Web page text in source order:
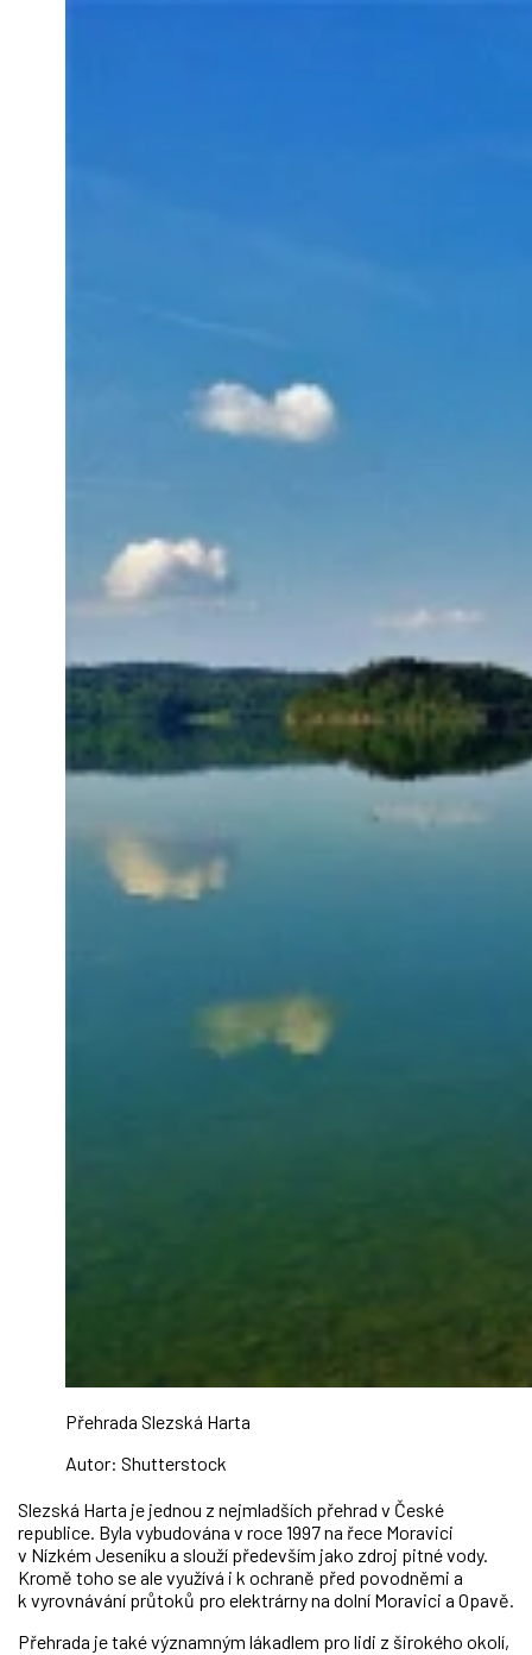
Přehrada Slezská Harta
Autor: Shutterstock
Slezská Harta je jednou z nejmladších přehrad v České
republice. Byla vybudována v roce 1997 na řece Moravici
v Nízkém Jeseníku a slouží především jako zdroj pitné vody.
Kromě toho se ale využívá i k ochraně před povodněmi a
k vyrovnávání průtoků pro elektrárny na dolní Moravici a Opavě.
Přehrada je také významným lákadlem pro lidi z širokého okolí,